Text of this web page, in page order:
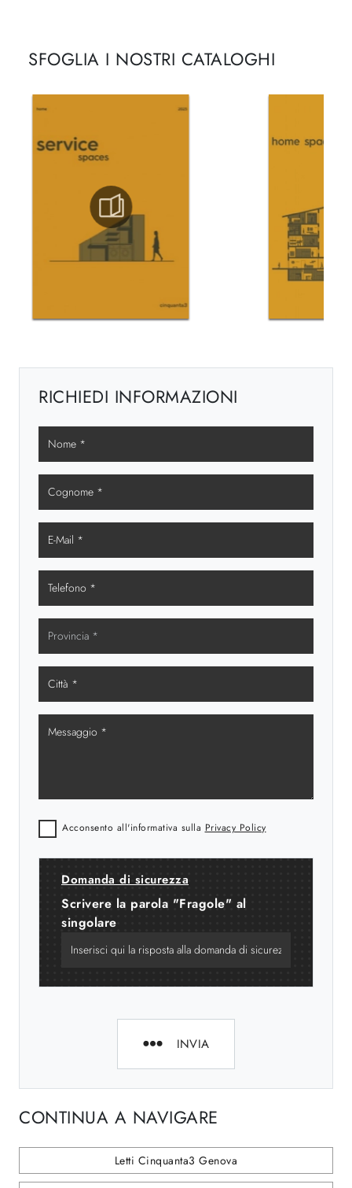
SFOGLIA I NOSTRI CATALOGHI
RICHIEDI INFORMAZIONI
Acconsento all'informativa sulla Privacy Policy
Domanda di sicurezza
Scrivere la parola "Fragole" al
singolare
INVIA
CONTINUA A NAVIGARE
Letti Cinquanta3 Genova